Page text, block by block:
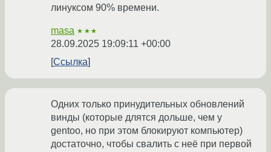
линуксом 90% времени.
masa ★★★
28.09.2025 19:09:11 +00:00
Ссылка
Одних только принудительных обновлений
винды (которые длятся дольше, чем у
gentoo, но при этом блокируют компьютер)
достаточно, чтобы свалить с неё при первой